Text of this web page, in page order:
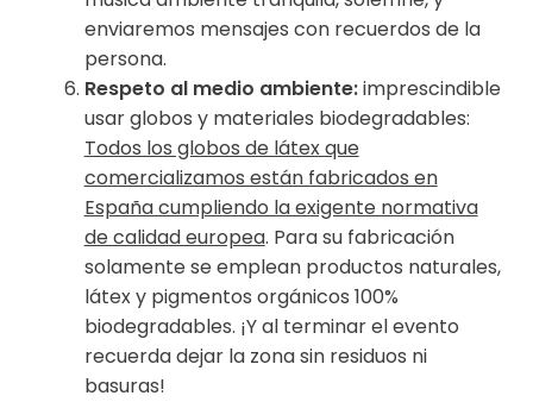
enviaremos mensajes con recuerdos de la
persona.
Respeto al medio ambiente:imprescindible
usar globos y materiales biodegradables:
Todos los globos de látex que
comercializamos están fabricados en
España cumpliendo la exigente normativa
de calidad europea. Para su fabricación
solamente se emplean productos naturales,
látex y pigmentos orgánicos 100%
biodegradables. ¡Y al terminar el evento
recuerda dejar la zona sin residuos ni
basuras!